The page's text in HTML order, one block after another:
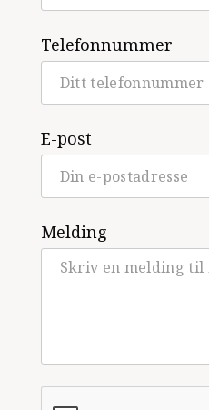
Telefonnummer
E-post
Melding